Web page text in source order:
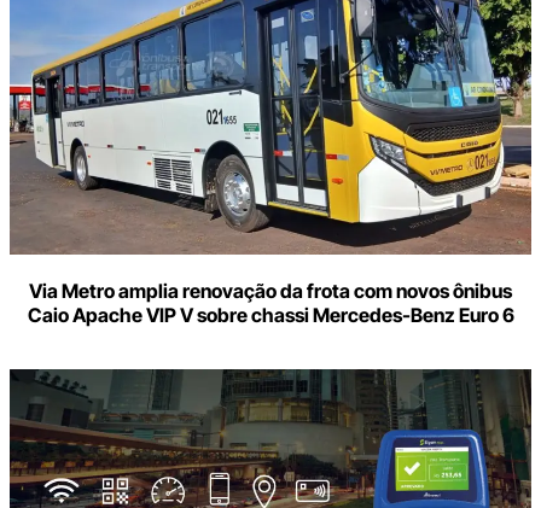
Via Metro amplia renovação da frota com novos ônibus
Caio Apache VIP V sobre chassi Mercedes-Benz Euro 6